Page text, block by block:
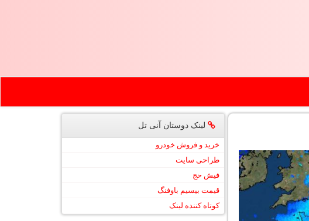
لینک دوستان آنی تل
خرید و فروش خودرو
طراحی سایت
فیش حج
قیمت بیسیم باوفنگ
کوتاه کننده لینک